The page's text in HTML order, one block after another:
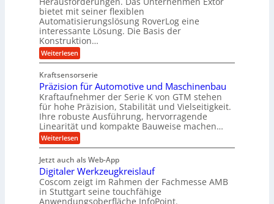
d
w
e
n
i
e
B
ü
r
o
k
r
a
t
i
r
g
l
e
i
h
n
2
2
V
a
r
i
n
e
n
z
i
e
h
t
n
e
e
n
S
t
a
n
d
o
r
i
n
R
ü
s
n
a
u
c
h
i
n
Z
e
e
n
v
o
n
K
I
w
i
c
h
t
i
bietet mit seiner flexiblen
Automatisierungslösung RoverLog eine
interessante Lösung. Die Basis der
Konstruktion…
Weiterlesen:
Z
h
n
s
t
a
n
g
e
n
e
t
r
i
e
Kraftsensorserie
Präzision für Automotive und Maschinenbau
Kraftaufnehmer der Serie K von GTM stehen
für hohe Präzision, Stabilität und Vielseitigkeit.
Ihre robuste Ausführung, hervorragende
Linearität und kompakte Bauweise machen…
Weiterlesen:
P
ä
z
i
s
i
Jetzt auch als Web-App
Digitaler Werkzeugkreislauf
Coscom zeigt im Rahmen der Fachmesse AMB
in Stuttgart seine touchfähige
Anwendungsoberfläche InfoPoint.